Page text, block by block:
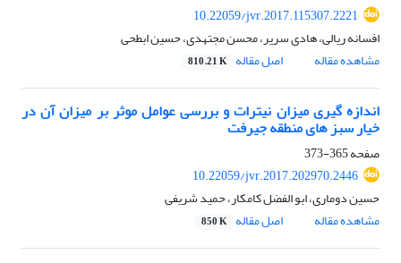
10.22059/jvr.2017.115307.2221
افسانه ریالی، هادی سریر، محسن مجتهدی، حسین ابطحی
مشاهده مقاله
اصل مقاله 810.21 K
اندازه گیری میزان نیترات و بررسی عوامل موثر بر میزان آن در
خیار سبز های منطقه جیرفت
صفحه365-373
10.22059/jvr.2017.202970.2446
حسین دوماری، ابو الفضل کامکار، حمید شریفی
مشاهده مقاله
اصل مقاله 850 K